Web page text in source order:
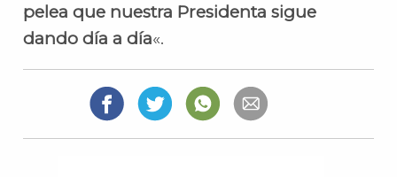
pelea que nuestra Presidenta sigue
dando día a día«.